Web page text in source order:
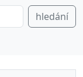
hledání